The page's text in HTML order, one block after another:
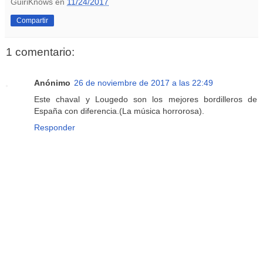
Compartir
1 comentario:
Anónimo 26 de noviembre de 2017 a las 22:49
Este chaval y Lougedo son los mejores bordilleros de
España con diferencia.(La música horrorosa).
Responder